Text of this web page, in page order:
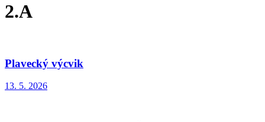
2.A
Plavecký výcvik
13. 5. 2026